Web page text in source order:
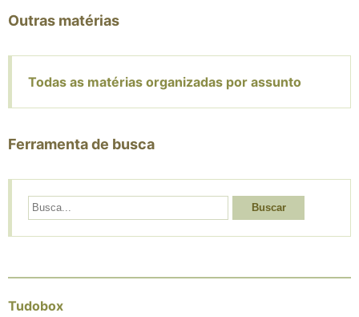
Outras matérias
Todas as matérias organizadas por assunto
Ferramenta de busca
Buscar
Tudobox